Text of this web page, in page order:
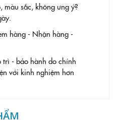
màu sắc, không ưng ý?
hàng - Nhận hàng -
trì - bảo hành do chính
với kinh nghiệm hơn